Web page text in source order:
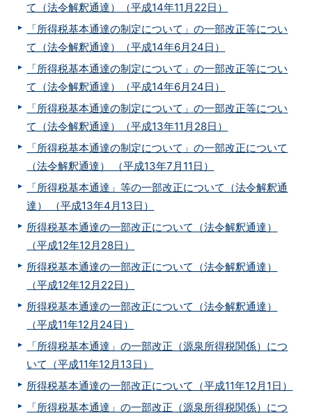
て（法令解釈通達）（平成14年11月22日）
「所得税基本通達の制定について」の一部改正等につい
て（法令解釈通達）（平成14年6月24日）
「所得税基本通達の制定について」の一部改正等につい
て（法令解釈通達）（平成14年6月24日）
「所得税基本通達の制定について」の一部改正等につい
て（法令解釈通達）（平成13年11月28日）
「所得税基本通達の制定について」の一部改正について
（法令解釈通達） （平成13年7月11日）
「所得税基本通達」等の一部改正について（法令解釈通
達） （平成13年4月13日）
所得税基本通達の一部改正について（法令解釈通達）
（平成12年12月28日）
所得税基本通達の一部改正について（法令解釈通達）
（平成12年12月22日）
所得税基本通達の一部改正について（法令解釈通達）
（平成11年12月24日）
「所得税基本通達」の一部改正（源泉所得税関係）につ
いて（平成11年12月13日）
所得税基本通達の一部改正について（平成11年12月1日）
「所得税基本通達」の一部改正（源泉所得税関係）につ